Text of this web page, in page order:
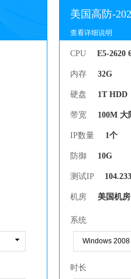
美国高防-202
查看详细说明
CPU E5-2620
内存 32G
硬盘 1T HDD
带宽 100M 大
IP数量 1个
防御 10G
测试IP
机房 美国机房
系统
时长